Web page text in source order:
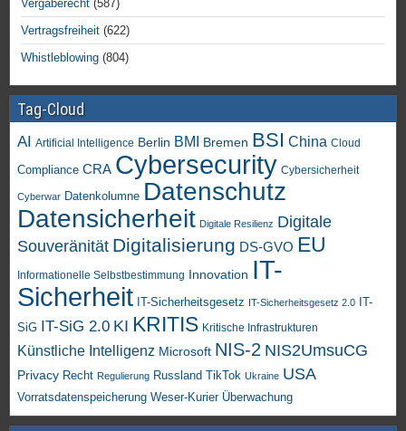
Vergaberecht (587)
Vertragsfreiheit (622)
Whistleblowing (804)
Tag-Cloud
AI Artificial Intelligence Berlin BMI Bremen BSI China Cloud
Compliance CRA Cybersecurity Cybersicherheit
Cyberwar Datenkolumne Datenschutz
Datensicherheit Digitale Resilienz Digitale
Souveränität Digitalisierung DS-GVO EU
Informationelle Selbstbestimmung Innovation IT-
Sicherheit IT-Sicherheitsgesetz IT-Sicherheitsgesetz 2.0
IT-
SiG IT-SiG 2.0 KI KRITIS Kritische Infrastrukturen
Künstliche Intelligenz Microsoft NIS-2 NIS2UmsuCG
Privacy Recht Regulierung Russland TikTok Ukraine USA
Vorratsdatenspeicherung Weser-Kurier Überwachung